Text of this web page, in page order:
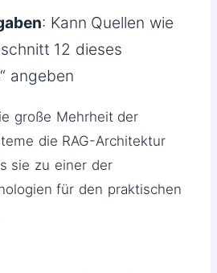
: Kann Quellen wie
12 dieses
angeben
große Mehrheit der
die RAG-Architektur
sie zu einer der
für den praktischen